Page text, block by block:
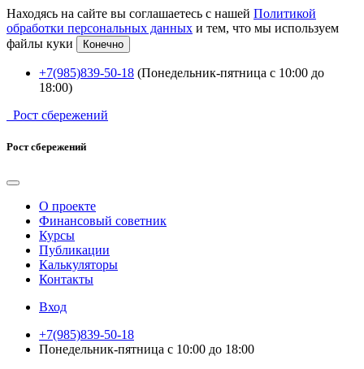
Находясь на сайте вы соглашаетесь с нашей Политикой
обработки персональных данных и тем, что мы используем
файлы куки
Конечно
+7(985)839-50-18 (Понедельник-пятница с 10:00 до
18:00)
Рост сбережений
Рост сбережений
О проекте
Финансовый советник
Курсы
Публикации
Калькуляторы
Контакты
Вход
+7(985)839-50-18
Понедельник-пятница с 10:00 до 18:00